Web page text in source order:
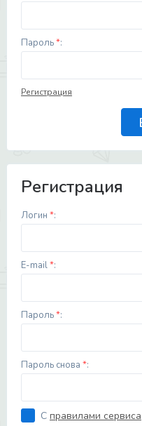
Пароль*:
Регистрация
Регистрация
Логин *:
E-mail*:
Пароль*:
Пароль снова *:
С правилами сервиса